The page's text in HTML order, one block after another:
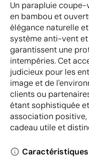
Un parapluie coupe-
en bambou et
élégance naturelle
système anti-vent
garantissent une
intempéries. Cet
judicieux pour les
image et de
clients ou
étant sophistiquée
association
cadeau utile et